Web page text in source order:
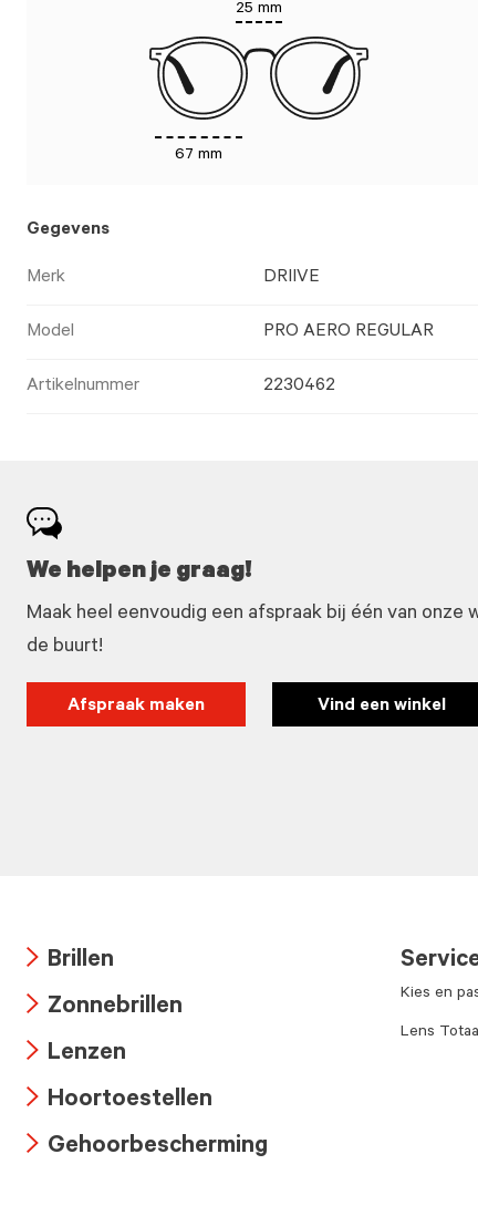
25 mm
67 mm
Gegevens
Merk DRIIVE
Model PRO AERO REGULAR
Artikelnummer 2230462
We helpen je graag!
Maak heel eenvoudig een afspraak bij één van onze
de buurt!
Afspraak maken Vind een winkel
icon
Brillen
icon
Zonnebrillen
icon
Lenzen
icon
Hoortoestellen
Gehoorbescherming
Kies en
Lens